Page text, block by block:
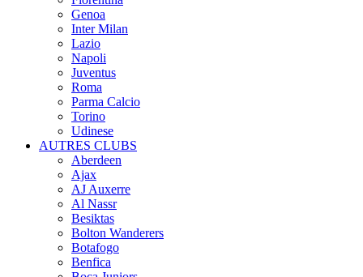
Genoa
Inter Milan
Lazio
Napoli
Juventus
Roma
Parma Calcio
Torino
Udinese
AUTRES CLUBS
Aberdeen
Ajax
AJ Auxerre
Al Nassr
Besiktas
Bolton Wanderers
Botafogo
Benfica